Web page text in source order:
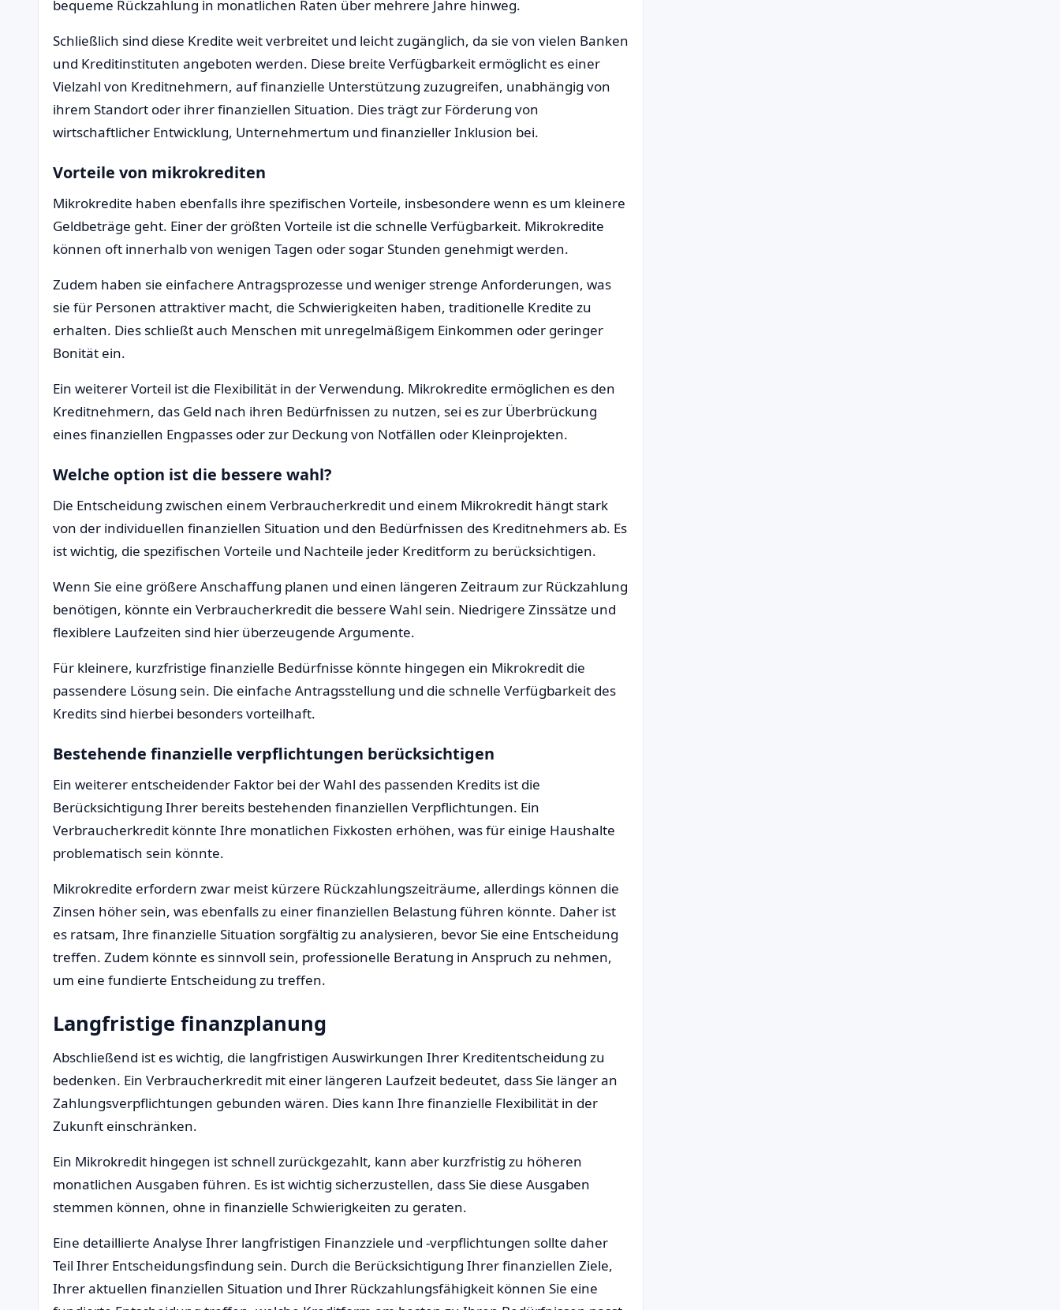
bequeme Rückzahlung in monatlichen Raten über mehrere Jahre hinweg.
Schließlich sind diese Kredite weit verbreitet und leicht zugänglich, da sie von vielen Banken
und Kreditinstituten angeboten werden. Diese breite Verfügbarkeit ermöglicht es einer
Vielzahl von Kreditnehmern, auf finanzielle Unterstützung zuzugreifen, unabhängig von
ihrem Standort oder ihrer finanziellen Situation. Dies trägt zur Förderung von
wirtschaftlicher Entwicklung, Unternehmertum und finanzieller Inklusion bei.
Vorteile von mikrokrediten
Mikrokredite haben ebenfalls ihre spezifischen Vorteile, insbesondere wenn es um kleinere
Geldbeträge geht. Einer der größten Vorteile ist die schnelle Verfügbarkeit. Mikrokredite
können oft innerhalb von wenigen Tagen oder sogar Stunden genehmigt werden.
Zudem haben sie einfachere Antragsprozesse und weniger strenge Anforderungen, was
sie für Personen attraktiver macht, die Schwierigkeiten haben, traditionelle Kredite zu
erhalten. Dies schließt auch Menschen mit unregelmäßigem Einkommen oder geringer
Bonität ein.
Ein weiterer Vorteil ist die Flexibilität in der Verwendung. Mikrokredite ermöglichen es den
Kreditnehmern, das Geld nach ihren Bedürfnissen zu nutzen, sei es zur Überbrückung
eines finanziellen Engpasses oder zur Deckung von Notfällen oder Kleinprojekten.
Welche option ist die bessere wahl?
Die Entscheidung zwischen einem Verbraucherkredit und einem Mikrokredit hängt stark
von der individuellen finanziellen Situation und den Bedürfnissen des Kreditnehmers ab. Es
ist wichtig, die spezifischen Vorteile und Nachteile jeder Kreditform zu berücksichtigen.
Wenn Sie eine größere Anschaffung planen und einen längeren Zeitraum zur Rückzahlung
benötigen, könnte ein Verbraucherkredit die bessere Wahl sein. Niedrigere Zinssätze und
flexiblere Laufzeiten sind hier überzeugende Argumente.
Für kleinere, kurzfristige finanzielle Bedürfnisse könnte hingegen ein Mikrokredit die
passendere Lösung sein. Die einfache Antragsstellung und die schnelle Verfügbarkeit des
Kredits sind hierbei besonders vorteilhaft.
Bestehende finanzielle verpflichtungen berücksichtigen
Ein weiterer entscheidender Faktor bei der Wahl des passenden Kredits ist die
Berücksichtigung Ihrer bereits bestehenden finanziellen Verpflichtungen. Ein
Verbraucherkredit könnte Ihre monatlichen Fixkosten erhöhen, was für einige Haushalte
problematisch sein könnte.
Mikrokredite erfordern zwar meist kürzere Rückzahlungszeiträume, allerdings können die
Zinsen höher sein, was ebenfalls zu einer finanziellen Belastung führen könnte. Daher ist
es ratsam, Ihre finanzielle Situation sorgfältig zu analysieren, bevor Sie eine Entscheidung
treffen. Zudem könnte es sinnvoll sein, professionelle Beratung in Anspruch zu nehmen,
um eine fundierte Entscheidung zu treffen.
Langfristige finanzplanung
Abschließend ist es wichtig, die langfristigen Auswirkungen Ihrer Kreditentscheidung zu
bedenken. Ein Verbraucherkredit mit einer längeren Laufzeit bedeutet, dass Sie länger an
Zahlungsverpflichtungen gebunden wären. Dies kann Ihre finanzielle Flexibilität in der
Zukunft einschränken.
Ein Mikrokredit hingegen ist schnell zurückgezahlt, kann aber kurzfristig zu höheren
monatlichen Ausgaben führen. Es ist wichtig sicherzustellen, dass Sie diese Ausgaben
stemmen können, ohne in finanzielle Schwierigkeiten zu geraten.
Eine detaillierte Analyse Ihrer langfristigen Finanzziele und -verpflichtungen sollte daher
Teil Ihrer Entscheidungsfindung sein. Durch die Berücksichtigung Ihrer finanziellen Ziele,
Ihrer aktuellen finanziellen Situation und Ihrer Rückzahlungsfähigkeit können Sie eine